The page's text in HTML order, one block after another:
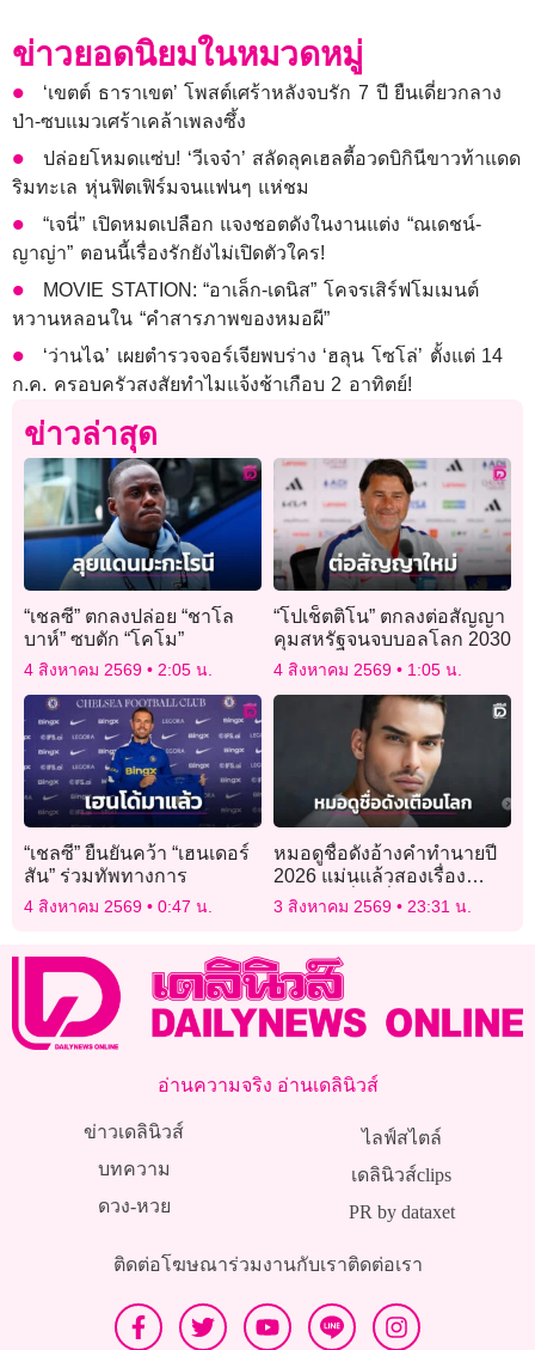
ข่าวยอดนิยมในหมวดหมู่
‘เขตต์ ธาราเขต’ โพสต์เศร้าหลังจบรัก 7 ปี ยืนเดี่ยวกลาง
ป่า-ซบแมวเศร้าเคล้าเพลงซึ้ง
ปล่อยโหมดแซ่บ! ‘วีเจจ๋า’ สลัดลุคเฮลตี้อวดบิกินีขาวท้าแดด
ริมทะเล หุ่นฟิตเฟิร์มจนแฟนๆ แห่ชม
“เจนี่” เปิดหมดเปลือก แจงชอตดังในงานแต่ง “ณเดชน์-
ญาญ่า” ตอนนี้เรื่องรักยังไม่เปิดตัวใคร!
MOVIE STATION: “อาเล็ก-เดนิส” โคจรเสิร์ฟโมเมนต์
หวานหลอนใน “คำสารภาพของหมอผี”
‘ว่านไฉ’ เผยตำรวจจอร์เจียพบร่าง ‘ฮลุน โซโล่’ ตั้งแต่ 14
ก.ค. ครอบครัวสงสัยทำไมแจ้งช้าเกือบ 2 อาทิตย์!
ข่าวล่าสุด
“เชลซี” ตกลงปล่อย “ชาโล
บาห์” ซบตัก “โคโม”
4 สิงหาคม 2569 2:05 น.
“โปเช็ตติโน” ตกลงต่อสัญญา
คุมสหรัฐจนจบบอลโลก 2030
4 สิงหาคม 2569 1:05 น.
“เชลซี” ยืนยันคว้า “เฮนเดอร์
สัน” ร่วมทัพทางการ
4 สิงหาคม 2569 0:47 น.
หมอดูชื่อดังอ้างคำทำนายปี
2026 แม่นแล้วสองเรื่อง
เตือนภัยเรื่องที่สามกำลังก่อ
3 สิงหาคม 2569 23:31 น.
อ่านความจริง อ่านเดลินิวส์
ข่าวเดลินิวส์
บทความ
ดวง-หวย
ไลฟ์สไตล์
เดลินิวส์clips
PR by dataxet
ติดต่อโฆษณาร่วมงานกับเราติดต่อเรา